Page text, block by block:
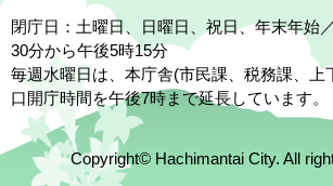
閉庁日：土曜日、日曜日、祝日、年末年始
30分から午後5時15分
毎週水曜日は、本庁舎(市民課、税務課、上
口開庁時間を午後7時まで延長しています。
Copyright© Hachimantai City. All